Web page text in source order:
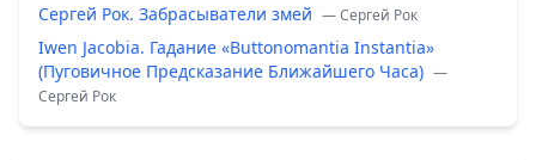
Сергей Рок. Забрасыватели змей — Сергей Рок
Iwen Jacobia. Гадание «Buttonomantia Instantia»
(Пуговичное Предсказание Ближайшего Часа) —
Сергей Рок